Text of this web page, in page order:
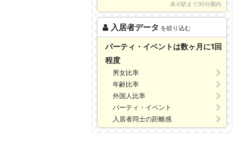
表示駅まで30分圏内
入居者データ を絞り込む
パーティ・イベントは数ヶ月に1回
程度
男女比率
年齢比率
外国人比率
パーティ・イベント
入居者同士の距離感